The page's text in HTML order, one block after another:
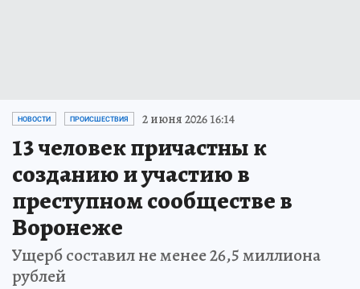
НОВОСТИ ПРОИСШЕСТВИЯ 2 июня 2026 16:14
13 человек причастны к
созданию и участию в
преступном сообществе в
Воронеже
Ущерб составил не менее 26,5 миллиона
рублей